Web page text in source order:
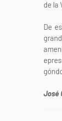
de la
De
José